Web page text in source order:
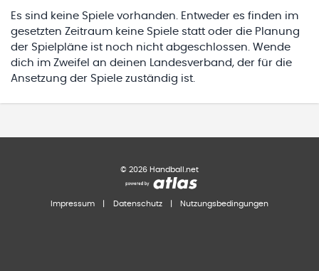
Es sind keine Spiele vorhanden. Entweder es finden im
gesetzten Zeitraum keine Spiele statt oder die Planung
der Spielpläne ist noch nicht abgeschlossen. Wende
dich im Zweifel an deinen Landesverband, der für die
Ansetzung der Spiele zuständig ist.
© 2026 Handball.net
Impressum Datenschutz Nutzungsbedingungen